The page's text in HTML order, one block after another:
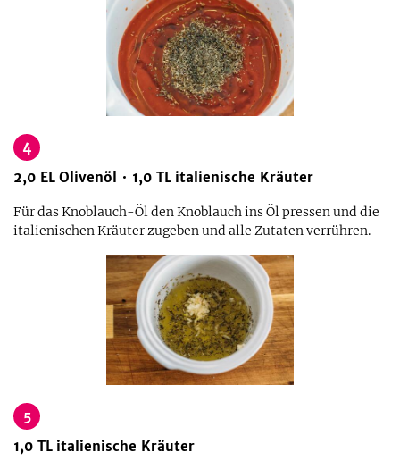
4
2,0 EL Olivenöl 1,0 TL italienische Kräuter
Für das Knoblauch-Öl den Knoblauch ins Öl pressen und die
italienischen Kräuter zugeben und alle Zutaten verrühren.
5
1,0 TL italienische Kräuter